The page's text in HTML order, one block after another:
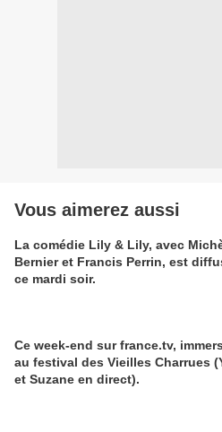
Vous aimerez aussi
La comédie Lily & Lily, avec
Bernier et Francis Perrin, est
ce mardi soir.
Ce week-end sur france.tv,
au festival des Vieilles Charrues
et Suzane en direct).